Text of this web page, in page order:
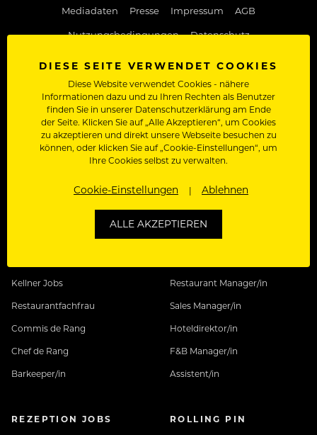
Mediadaten
Presse Impressum
AGB
Nutzungsbedingungen
Datenschutz
BELIEBT
International
Kreuzfahrtjobs
KÜCHEN JOBS
Koch Jobs
Chef de Cuisine
Sous Chef
Kellner Jobs
Restaurantfachfrau
Commis de Rang
Chef de Rang
Barkeeper/in
Restaurant Manager/in
Sales Manager/in
Hoteldirektor/in
F&B Manager/in
Assistent/in
REZEPTION JOBS
ROLLING PIN
DIESE SEITE VERWENDET COOKIES
Diese Website verwendet Cookies - nähere
Informationen dazu und zu Ihren Rechten als Benutzer
finden Sie in unserer Datenschutzerklärung am Ende
der Seite. Klicken Sie auf „Alle Akzeptieren“, um Cookies
zu akzeptieren und direkt unsere Webseite besuchen zu
können, oder klicken Sie auf „Cookie-Einstellungen“, um
Ihre Cookies selbst zu verwalten.
Cookie-Einstellungen Ablehnen
ALLE AKZEPTIEREN